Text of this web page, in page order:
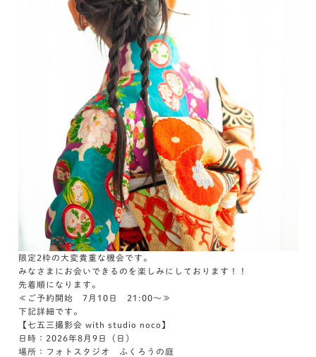
限定2枠の大変貴重な機会です。
みなさまにお会いできるのを楽しみにしております！！
先着順になります。
≪ご予約開始 7月10日 21:00～≫
下記詳細です。
【七五三撮影会 with studio noco】
日時：2026年8月9日（日）
場所：フォトスタジオ ふくろうの庭